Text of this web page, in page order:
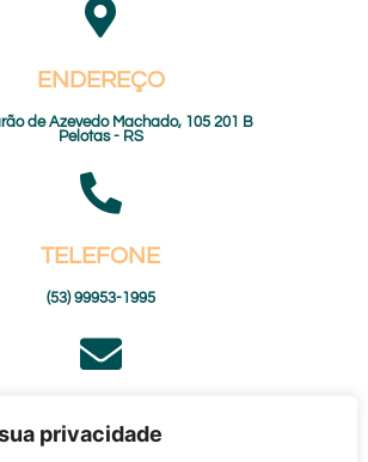
privacidade
ENDEREÇO
de Azevedo Machado, 105 201 B
Pelotas - RS
TELEFONE
(53) 99953-1995